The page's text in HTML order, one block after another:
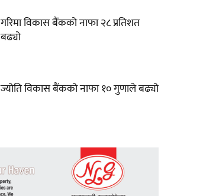
गरिमा विकास बैंकको नाफा २८ प्रतिशत
बढ्यो
ज्योति विकास बैंकको नाफा १० गुणाले बढ्यो